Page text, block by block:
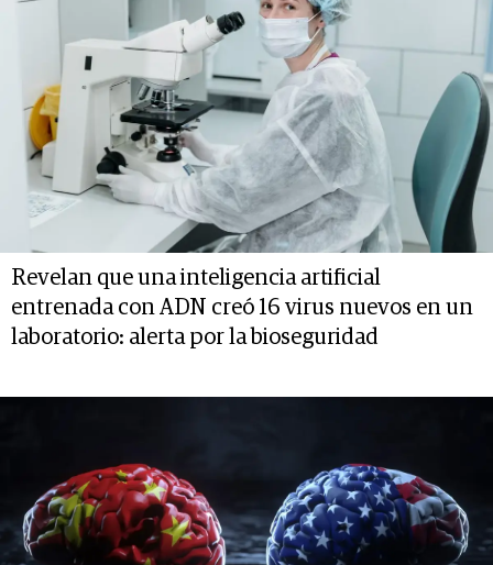
Revelan que una inteligencia artificial
entrenada con ADN creó 16 virus nuevos en un
laboratorio: alerta por la bioseguridad